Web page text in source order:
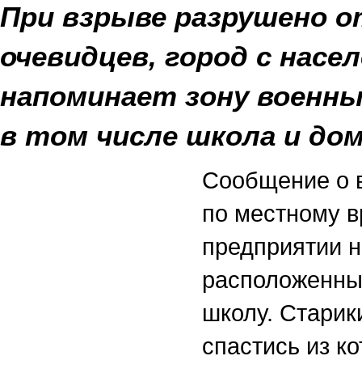
При взрыве разрушено
очевидцев, город с
напоминает зону
в том числе школа и
Сообщение о
по местному
предприятии
школу.
спастись из